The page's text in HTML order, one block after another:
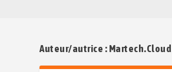
Auteur/autrice : Martech.Cloud